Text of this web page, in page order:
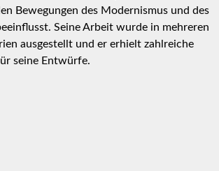
Bewegungen des Modernismus und des
Seine Arbeit wurde in mehreren
ausgestellt und er erhielt zahlreiche
seine Entwürfe.